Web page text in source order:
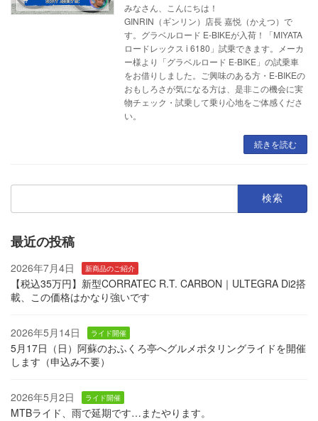
みなさん、こんにちは！
GINRIN（ギンリン）店長 嘉悦（かえつ）で
す。グラベルロード E-BIKEが入荷！「MIYATA
ロードレックス i 6180」試乗できます。メーカ
ー様より「グラベルロード E-BIKE」の試乗車
をお借りしました。ご興味のある方・E-BIKEの
おもしろさが気になる方は、是非この機会に実
物チェック・試乗して乗り心地をご体感くださ
い。
続きを読む
検
最近の投稿
2026年7月4日 新商品のご紹介
【税込35万円】新型CORRATEC R.T. CARBON｜ULTEGRA Di2搭
載、この価格はかなり強いです
2026年5月14日 ライド開催
5月17日（日）阿蘇のおふくろ亭へグルメポタリングライドを開催
します（申込み不要）
2026年5月2日 ライド開催
MTBライド、雨で延期です…またやります。